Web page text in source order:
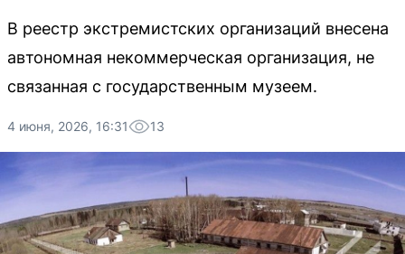
В реестр экстремистских организаций внесена
автономная некоммерческая организация, не
связанная с государственным музеем.
4 июня, 2026, 16:31 13